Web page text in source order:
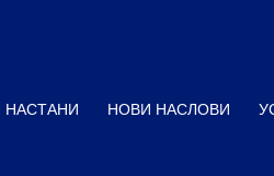
НАСТАНИ НОВИ НАСЛОВИ